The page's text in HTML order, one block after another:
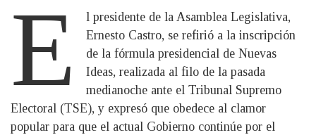
E
l presidente de la Asamblea Legislativa,
Ernesto Castro, se refirió a la inscripción
de la fórmula presidencial de Nuevas
Ideas, realizada al filo de la pasada
medianoche ante el Tribunal Supremo
Electoral (TSE), y expresó que obedece al clamor
popular para que el actual Gobierno continúe por el